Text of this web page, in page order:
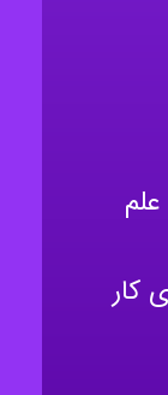
کار